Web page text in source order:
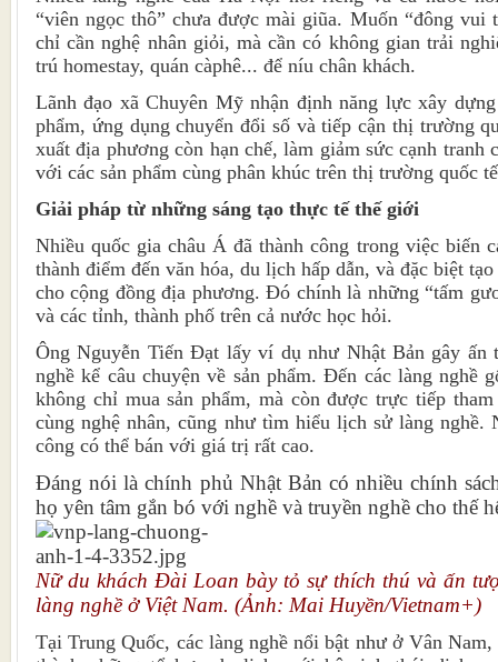
“viên ngọc thô” chưa được mài giũa. Muốn “đông vui
chỉ cần nghệ nhân giỏi, mà cần có không gian trải
trú homestay, quán càphê... để níu chân khách.
Lãnh đạo xã Chuyên Mỹ nhận định năng lực xây
phẩm, ứng dụng chuyển đổi số và tiếp cận thị trường
xuất địa phương còn hạn chế, làm giảm sức cạnh tranh
với các sản phẩm cùng phân khúc trên thị trường quốc
Giải pháp từ những sáng tạo thực tế thế giới
Nhiều quốc gia châu Á đã thành công trong việc biến
thành điểm đến văn hóa, du lịch hấp dẫn, và đặc biệt
cho cộng đồng địa phương. Đó chính là những “tấm
và các tỉnh, thành phố trên cả nước học hỏi.
Ông Nguyễn Tiến Đạt lấy ví dụ như Nhật Bản gây ấn
nghề kể câu chuyện về sản phẩm. Đến các làng nghề
không chỉ mua sản phẩm, mà còn được trực tiếp
cùng nghệ nhân, cũng như tìm hiểu lịch sử làng nghề.
công có thể bán với giá trị rất cao.
Đáng nói là chính phủ Nhật Bản có nhiều chính
họ yên tâm gắn bó với nghề và truyền nghề cho thế
Nữ du khách Đài Loan bày tỏ sự thích thú và ấn
làng nghề ở Việt Nam. (Ảnh: Mai Huyền/Vietnam+)
Tại Trung Quốc, các làng nghề nổi bật như ở Vân